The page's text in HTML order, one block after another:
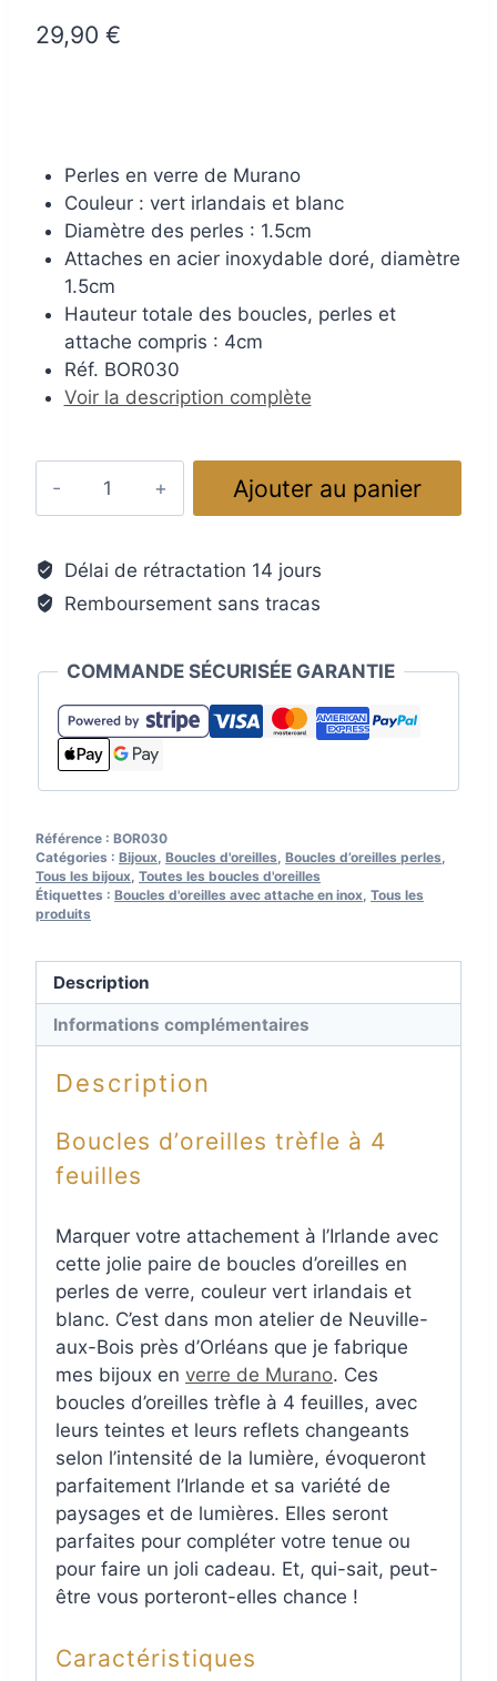
29,90 €
Perles en verre de Murano
Couleur : vert irlandais et blanc
Diamètre des perles : 1.5cm
Attaches en acier inoxydable doré, diamètre
1.5cm
Hauteur totale des boucles, perles et
attache compris : 4cm
Réf. BOR030
Voir la description complète
d'oreilles
trèfle
à
feuilles,
irlandais
blanc
Ajouter au panier
Délai de rétractation 14 jours
Remboursement sans tracas
COMMANDE SÉCURISÉE GARANTIE
Référence : BOR030
Catégories : Bijoux Boucles d'oreilles Boucles d’oreilles perles
Tous les bijoux Toutes les boucles d'oreilles
Étiquettes : Boucles d'oreilles avec attache en inox Tous les
produits
Description
Informations complémentaires
Description
Boucles d’oreilles trèfle à 4
feuilles
Marquer votre attachement à l’Irlande avec
cette jolie paire de boucles d’oreilles en
perles de verre, couleur vert irlandais et
blanc. C’est dans mon atelier de Neuville-
aux-Bois près d’Orléans que je fabrique
mes bijoux en verre de Murano. Ces
boucles d’oreilles trèfle à 4 feuilles, avec
leurs teintes et leurs reflets changeants
selon l’intensité de la lumière, évoqueront
parfaitement l’Irlande et sa variété de
paysages et de lumières. Elles seront
parfaites pour compléter votre tenue ou
pour faire un joli cadeau. Et, qui-sait, peut-
être vous porteront-elles chance !
Caractéristiques